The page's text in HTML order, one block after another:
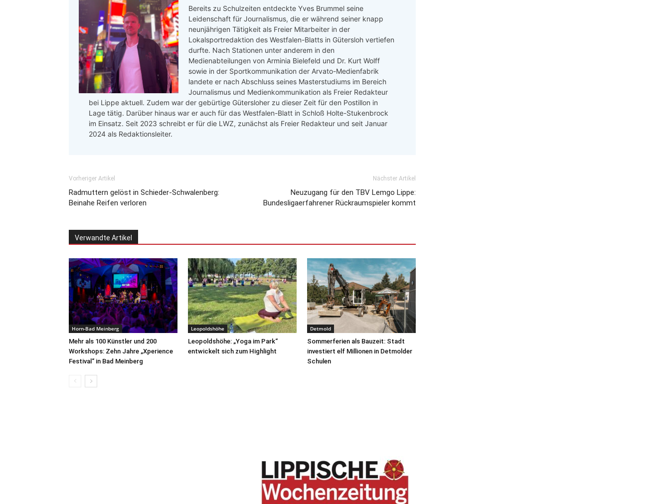
Bereits zu Schulzeiten entdeckte Yves Brummel seine
Leidenschaft für Journalismus, die er während seiner knapp
neunjährigen Tätigkeit als Freier Mitarbeiter in der
Lokalsportredaktion des Westfalen-Blatts in Gütersloh vertiefen
durfte. Nach Stationen unter anderem in den
Medienabteilungen von Arminia Bielefeld und Dr. Kurt Wolff
sowie in der Sportkommunikation der Arvato-Medienfabrik
landete er nach Abschluss seines Masterstudiums im Bereich
Journalismus und Medienkommunikation als Freier Redakteur
bei Lippe aktuell. Zudem war der gebürtige Gütersloher zu dieser Zeit für den Postillon in
Lage tätig. Darüber hinaus war er auch für das Westfalen-Blatt in Schloß Holte-Stukenbrock
im Einsatz. Seit 2023 schreibt er für die LWZ, zunächst als Freier Redakteur und seit Januar
2024 als Redaktionsleiter.
Vorheriger Artikel
Radmuttern gelöst in Schieder-Schwalenberg:
Beinahe Reifen verloren
Nächster Artikel
Neuzugang für den TBV Lemgo Lippe:
Bundesligaerfahrener Rückraumspieler kommt
Verwandte Artikel
Horn-Bad Meinberg
Mehr als 100 Künstler und 200
Workshops: Zehn Jahre „Xperience
Festival“ in Bad Meinberg
Leopoldshöhe
Leopoldshöhe: „Yoga im Park“
entwickelt sich zum Highlight
Detmold
Sommerferien als Bauzeit: Stadt
investiert elf Millionen in Detmolder
Schulen